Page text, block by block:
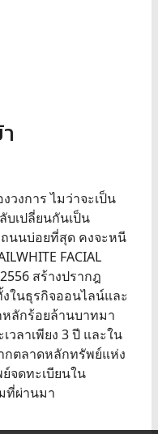
วงการ ไมว่าจะเป็น
เปลี่ยนกันเป็น
นนบ่อยที่สุด คงจะหนี
FACIAL
สร้างปรากฎ
งในธุรกิจออนไลน์และ
ลักร้อยล้านบาทมา
วลาเพียง 3 ปี และใน
ตลาดหลักทรัพย์แห่ง
จดทะเบียนใน
ที่ผ่านมา